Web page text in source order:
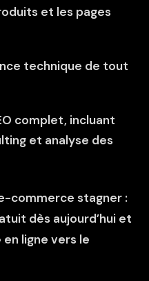
et les pages
technique de tout
complet, incluant
et analyse des
commerce stagner :
dès aujourd’hui et
ligne vers le